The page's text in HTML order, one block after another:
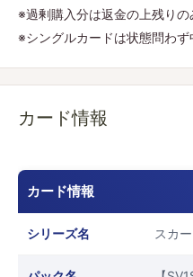
※過剰購入分は返金の上残りの
※シングルカードは状態問わず
カード情報
カード情報
シリーズ名 スカ